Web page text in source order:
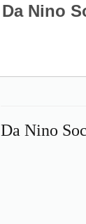
Da Nino
Da Nino